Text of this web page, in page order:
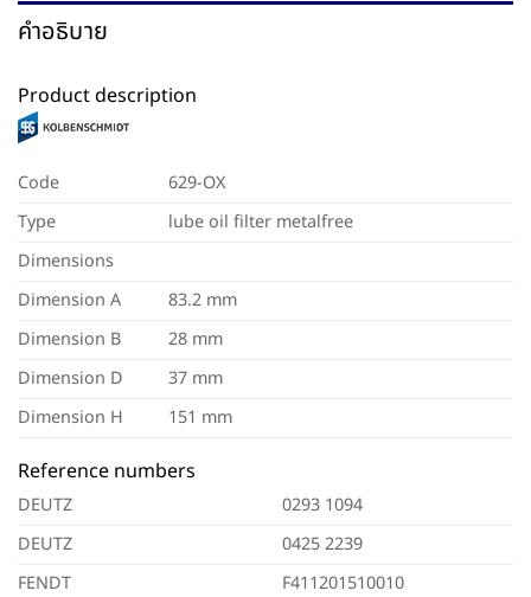
คำอธิบาย
Product description
Code
629-OX
Type
lube oil filter metalfree
Dimensions
Dimension A
83.2 mm
Dimension B
28 mm
Dimension D
37 mm
Dimension H
151 mm
Reference numbers
DEUTZ
0293 1094
DEUTZ
0425 2239
FENDT
F411201510010